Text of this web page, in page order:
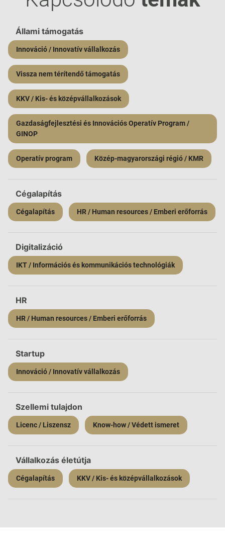
Állami támogatás
Innováció / Innovatív vállalkozás
Vissza nem térítendő támogatás
KKV / Kis- és középvállalkozások
Gazdaságfejlesztési és Innovációs Operatív Program /
GINOP
Operatív program Közép-magyarországi régió / KMR
Cégalapítás
Cégalapítás HR / Human resources / Emberi erőforrás
Digitalizáció
IKT / Információs és kommunikációs technológiák
HR
HR / Human resources / Emberi erőforrás
Startup
Innováció / Innovatív vállalkozás
Szellemi tulajdon
Licenc / Liszensz Know-how / Védett ismeret
Vállalkozás életútja
Cégalapítás KKV / Kis- és középvállalkozások